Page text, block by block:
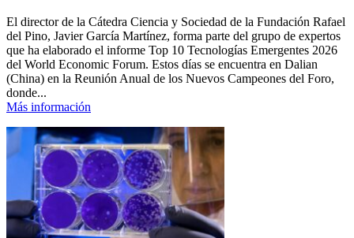
El director de la Cátedra Ciencia y Sociedad de la Fundación Rafael
del Pino, Javier García Martínez, forma parte del grupo de expertos
que ha elaborado el informe Top 10 Tecnologías Emergentes 2026
del World Economic Forum. Estos días se encuentra en Dalian
(China) en la Reunión Anual de los Nuevos Campeones del Foro,
donde...
Más información